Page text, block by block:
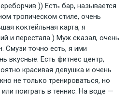
)) Есть бар, называется
тропическом стиле, очень
коктейльная карта, я
и перестала ) Муж сказал, очень
Смузи точно есть, я ими
вкусные. Есть фитнес центр,
красивая девушка и очень
не только тренироваться, но
поиграть в теннис. На воде —